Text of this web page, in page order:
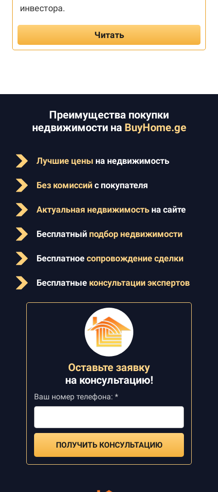
инвестора.
Читать
Преимущества покупки
недвижимости на BuyHome.ge
Лучшие цены на недвижимость
Без комиссийс покупателя
Актуальная недвижимость на сайте
Бесплатный подбор недвижимости
Бесплатноесопровождение сделки
Бесплатные консультации экспертов
Оставьте заявку
на консультацию!
Ваш номер телефона: *
ПОЛУЧИТЬ КОНСУЛЬТАЦИЮ